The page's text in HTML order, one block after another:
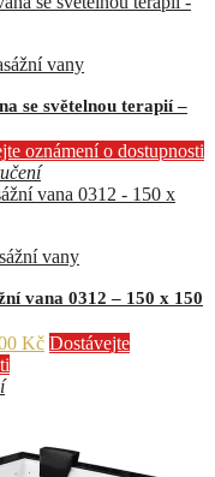
vany
se světelnou terapií –
oznámení o dostupnosti
vany
vana 0312 – 150 x 150
KčAktuální
Dostávejte